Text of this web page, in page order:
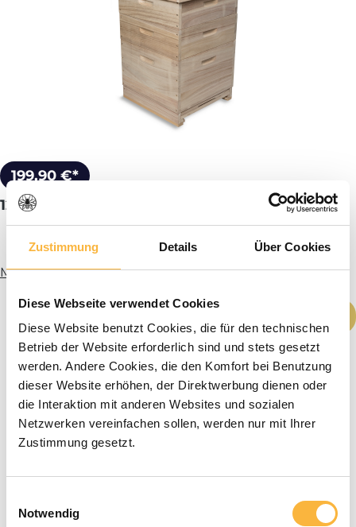
Zustimmung Details Über Cookies
Diese Webseite verwendet Cookies
Diese Website benutzt Cookies, die für den technischen
Betrieb der Website erforderlich sind und stets gesetzt
werden. Andere Cookies, die den Komfort bei Benutzung
dieser Website erhöhen, der Direktwerbung dienen oder
die Interaktion mit anderen Websites und sozialen
Netzwerken vereinfachen sollen, werden nur mit Ihrer
Zustimmung gesetzt.
Notwendig
199,90 €*
12er Dadant Blatt Holzbeute
Mehr Infos
Produkt Anzahl: Gib den gewünschten